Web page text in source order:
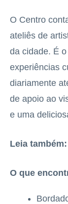
O Centro
ateliês de
da cidade. É
experiências
diariamente
de apoio ao
e uma
Leia também:
O que